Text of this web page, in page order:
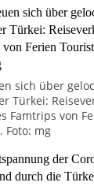
sich über
Türkei:
Famtrips von
Foto: mg
der
durch die